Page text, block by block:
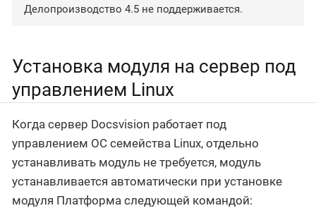
Делопроизводство 4.5 не поддерживается.
Установка модуля на сервер под
управлением Linux
Когда сервер Docsvision работает под
управлением ОС семейства Linux, отдельно
устанавливать модуль не требуется, модуль
устанавливается автоматически при установке
модуля Платформа следующей командой: